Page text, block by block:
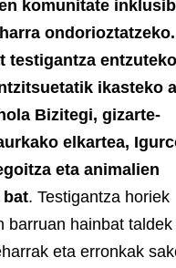
komunitate
ondorioztatzeko.
testigantza
ikasteko
Bizitegi, gizarte-
elkartea,
eta animalien
bat. Testigantza horiek
barruan hainbat taldek
eta erronkak